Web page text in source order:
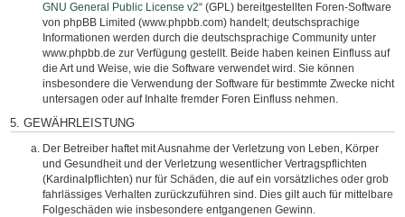
GNU General Public License v2“ (GPL) bereitgestellten Foren-Software
von phpBB Limited (www.phpbb.com) handelt; deutschsprachige
Informationen werden durch die deutschsprachige Community unter
www.phpbb.de zur Verfügung gestellt. Beide haben keinen Einfluss auf
die Art und Weise, wie die Software verwendet wird. Sie können
insbesondere die Verwendung der Software für bestimmte Zwecke nicht
untersagen oder auf Inhalte fremder Foren Einfluss nehmen.
5. GEWÄHRLEISTUNG
Der Betreiber haftet mit Ausnahme der Verletzung von Leben, Körper
und Gesundheit und der Verletzung wesentlicher Vertragspflichten
(Kardinalpflichten) nur für Schäden, die auf ein vorsätzliches oder grob
fahrlässiges Verhalten zurückzuführen sind. Dies gilt auch für mittelbare
Folgeschäden wie insbesondere entgangenen Gewinn.